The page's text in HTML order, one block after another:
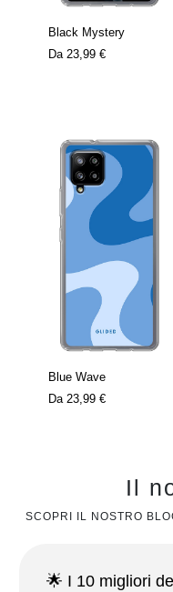
Black Mystery
Da 23,99 €
Blue Wave
Da 23,99 €
Il
SCOPRI IL NOSTRO
🌟 I 10 migliori